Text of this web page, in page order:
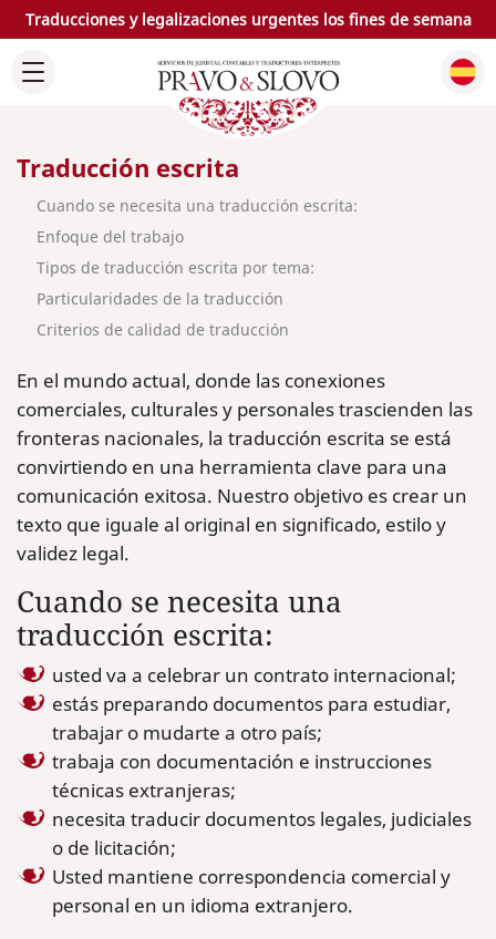
Traducciones y legalizaciones urgentes los fines de semana
Traducción escrita
Cuando se necesita una traducción escrita:
Enfoque del trabajo
Tipos de traducción escrita por tema:
Particularidades de la traducción
Criterios de calidad de traducción
En el mundo actual, donde las conexiones
comerciales, culturales y personales trascienden las
fronteras nacionales, la traducción escrita se está
convirtiendo en una herramienta clave para una
comunicación exitosa. Nuestro objetivo es crear un
texto que iguale al original en significado, estilo y
validez legal.
Cuando se necesita una
traducción escrita:
usted va a celebrar un contrato internacional;
estás preparando documentos para estudiar,
trabajar o mudarte a otro país;
trabaja con documentación e instrucciones
técnicas extranjeras;
necesita traducir documentos legales, judiciales
o de licitación;
Usted mantiene correspondencia comercial y
personal en un idioma extranjero.